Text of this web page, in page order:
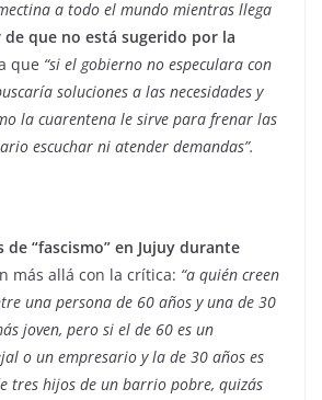
a todo el mundo mientras llega
de que no está sugerido por la
que “si el gobierno no especulara con
soluciones a las necesidades y
la cuarentena le sirve para frenar las
escuchar ni atender demandas”.
de “fascismo” en Jujuy durante
más allá con la crítica: “a quién creen
una persona de 60 años y una de 30
joven, pero si el de 60 es un
o un empresario y la de 30 años es
tres hijos de un barrio pobre, quizás